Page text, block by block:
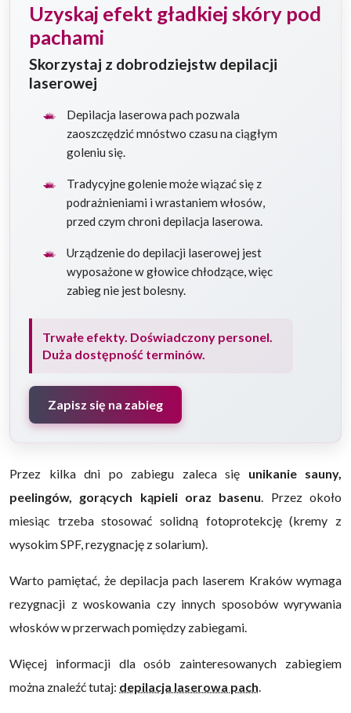
Uzyskaj efekt gładkiej skóry pod
pachami
Skorzystaj z dobrodziejstw depilacji
laserowej
Depilacja laserowa pach pozwala
zaoszczędzić mnóstwo czasu na ciągłym
goleniu się.
Tradycyjne golenie może wiązać się z
podrażnieniami i wrastaniem włosów,
przed czym chroni depilacja laserowa.
Urządzenie do depilacji laserowej jest
wyposażone w głowice chłodzące, więc
zabieg nie jest bolesny.
Trwałe efekty. Doświadczony personel.
Duża dostępność terminów.
Zapisz się na zabieg
Przez kilka dni po zabiegu zaleca się unikanie sauny,
peelingów, gorących kąpieli oraz basenu . Przez około
miesiąc trzeba stosować solidną fotoprotekcję (kremy z
wysokim SPF, rezygnację z solarium).
Warto pamiętać, że depilacja pach laserem Kraków wymaga
rezygnacji z woskowania czy innych sposobów wyrywania
włosków w przerwach pomiędzy zabiegami.
Więcej informacji dla osób zainteresowanych zabiegiem
można znaleźć tutaj: depilacja laserowa pach